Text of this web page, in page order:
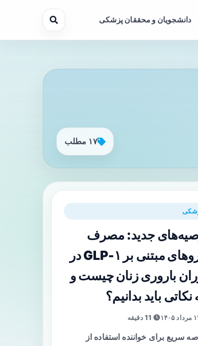
دانشجویان و محققان پزشکی
۱۷ مطلب
جدید: مصرف
داروهای مبتنی بر GLP-۱ در
باروری زنان چیست و
باید بدانیم؟
11 دقیقه
سریع برای خواننده استفاده از